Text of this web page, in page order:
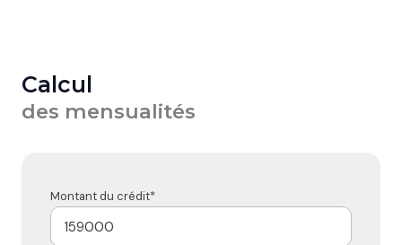
Calcul
des mensualités
Montant du crédit*